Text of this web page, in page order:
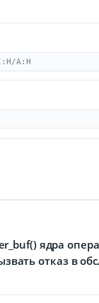
A:H
ядра
отказ в